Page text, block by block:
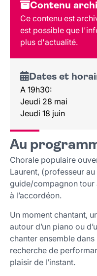
Dates et horaires
Au programme
Tarif et réservation
Public
Lieu et contact
Contenu
Ce contenu est
est possible que
plus d'actualité.
Dates et
A 19h30:
Jeudi 28 mai
Jeudi 18 juin
Au
Chorale populaire
Laurent, (professeur
guide/compagnon tour
à l’accordéon.
Un moment chantant,
autour d’un piano ou
chanter ensemble
recherche de
plaisir de l’instant.